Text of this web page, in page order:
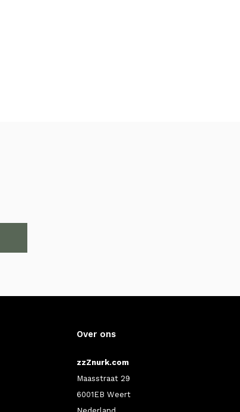
Over ons
zzZnurk.com
Maasstraat 29
6001EB Weert